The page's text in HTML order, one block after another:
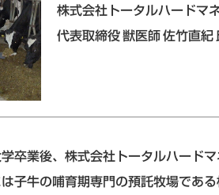
株式会社トータルハードマ
代表取締役 獣医師 佐竹直紀
学卒業後、株式会社トータルハード
は子牛の哺育期専門の預託牧場であ